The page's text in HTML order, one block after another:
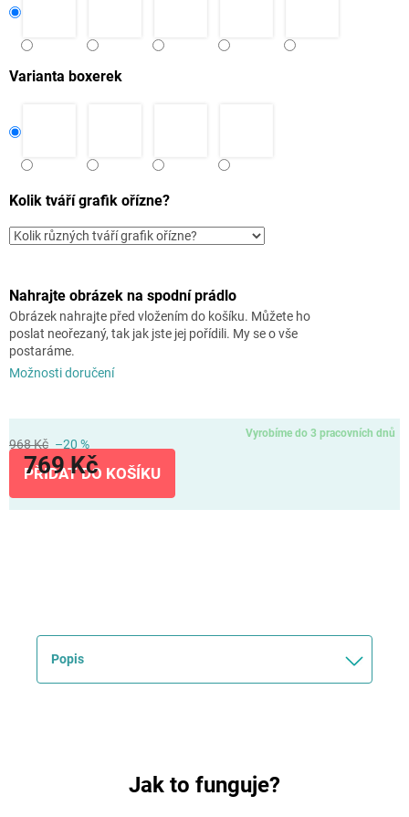
Možnosti doručení
968 Kč –20 %
769 Kč
Měrná
cena:
Varianta boxerek
Kolik tváří grafik ořízne?
Nahrajte obrázek na spodní prádlo
Obrázek nahrajte před vložením do košíku. Můžete ho
poslat neořezaný, tak jak jste jej pořídili. My se o vše
postaráme.
Vyrobíme do 3 pracovních dnů
PŘIDAT DO KOŠÍKU
Popis
Jak to funguje?